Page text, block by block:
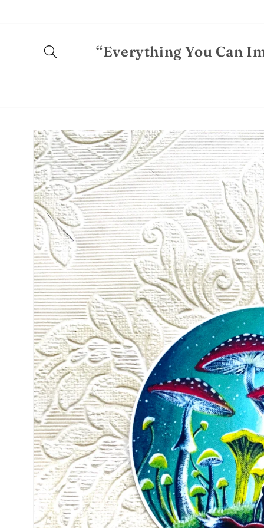
“Everything You Can
Kihagyás, és
ugrás a
termékadatokra